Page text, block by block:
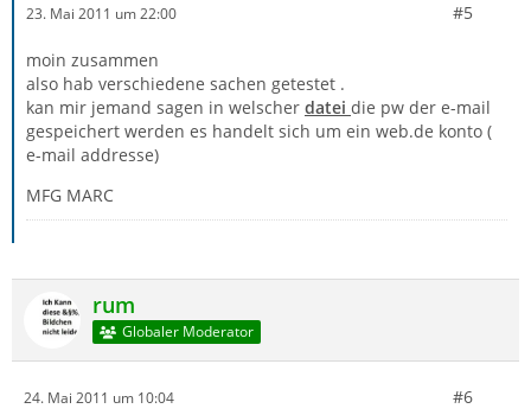
23. Mai 2011 um 22:00 #5
moin zusammen
also hab verschiedene sachen getestet .
kan mir jemand sagen in welscher datei die pw der e-mail
gespeichert werden es handelt sich um ein web.de konto (
e-mail addresse)
MFG MARC
rum
Globaler Moderator
24. Mai 2011 um 10:04 #6